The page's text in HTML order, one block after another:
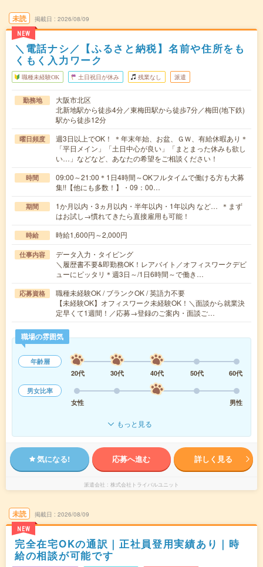
未読
NEW
掲載日 2026/08/09
＼電話ナシ／【ふるさと納税】名前や住所をも
くもく入力ワーク
職種未経験OK 土日祝日が休み 残業なし 派遣
勤務地
大阪市北区
北新地駅から徒歩4分／東梅田駅から徒歩7分／梅田(地下鉄)
駅から徒歩12分
曜日頻度
週3日以上でOK！ ＊年末年始、お盆、ＧＷ、有給休暇あり＊
「平日メイン」「土日中心が良い」「まとまった休みも欲し
い…」などなど、あなたの希望をご相談ください！
時間
09:00～21:00＊1日4時間～OKフルタイムで働ける方も大募
集!!【他にも多数！】・09：00…
期間
1か月以内・3ヵ月以内・半年以内・1年以内 など… ＊まず
はお試し→慣れてきたら直接雇用も可能！
時給 時給1,600円～2,000円
仕事内容
データ入力・タイピング
＼履歴書不要&即勤務OK！レアバイト／オフィスワークデビ
ューにピッタリ＊週3日～/1日6時間～で働き…
応募資格
職種未経験OK / ブランクOK / 英語力不要
【未経験OK】オフィスワーク未経験OK！＼面談から就業決
定早くて1週間！／応募→登録のご案内・面談ご…
職場の雰囲気
年齢層
20代
30代 40代 50代
60代
男女比率
女性
男性
もっと見る
気になる! 応募へ進む 詳しく見る
派遣会社 株式会社トライバルユニット
未読
NEW
掲載日 2026/08/09
完全在宅OKの通訳｜正社員登用実績あり｜時
給の相談が可能です